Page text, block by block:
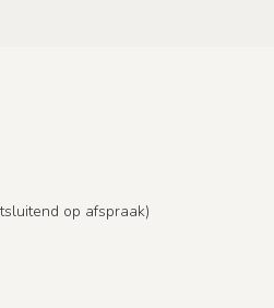
op afspraak)